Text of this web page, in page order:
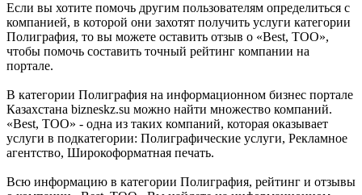
Если вы хотите помочь другим пользователям определиться с
компанией, в которой они захотят получить услуги категории
Полиграфия, то вы можете оставить отзыв о «Best, ТОО»,
чтобы помочь составить точный рейтинг компании на
портале.
В категории Полиграфия на информационном бизнес портале
Казахстана bizneskz.su можно найти множество компаний.
«Best, ТОО» - одна из таких компаний, которая оказывает
услуги в подкатегории: Полиграфические услуги, Рекламное
агентство, Широкоформатная печать.
Всю информацию в категории Полиграфия, рейтинг и отзывы